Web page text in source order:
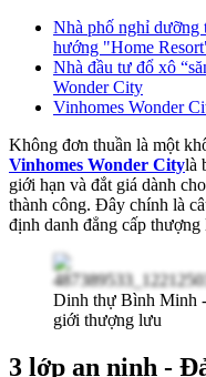
Nhà phố nghỉ dưỡng
hướng "Home
Nhà đầu tư đổ xô
Wonder City
Vinhomes Wonder
Không đơn thuần là một
Vinhomes Wonder Citylà
giới hạn và đắt giá dành
thành công. Đây chính là
định danh đẳng cấp
Dinh thự Bình Minh
giới thượng lưu
3 lớp an ninh -